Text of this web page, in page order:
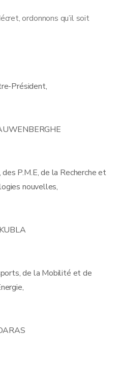
ordonnons qu’il soit
Président,
P.M.E, de la Recherche et
nouvelles,
de la Mobilité et de